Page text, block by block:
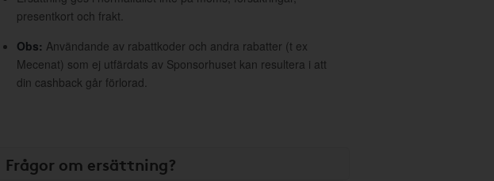
presentkort och frakt.
Obs: Användande av rabattkoder och andra rabatter (t ex
Mecenat) som ej utfärdats av Sponsorhuset kan resultera i att
din cashback går förlorad.
Frågor om ersättning?